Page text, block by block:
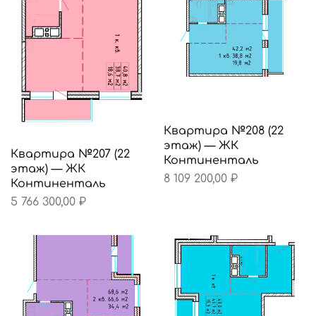
Квартира №207 (22
этаж) — ЖК
Континенталь
5 766 300,00 ₽
Квартира №208 (22
этаж) — ЖК
Континенталь
8 109 200,00 ₽